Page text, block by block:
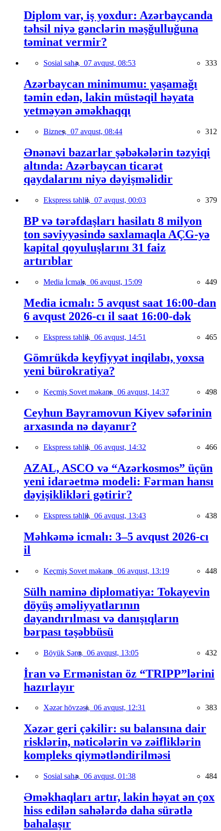
Diplom var, iş yoxdur: Azərbaycanda
təhsil niyə gənclərin məşğulluğuna
təminat vermir?
Sosial sahə, 07 avqust, 08:53 333
Azərbaycan minimumu: yaşamağı
təmin edən, lakin müstəqil həyata
yetməyən əməkhaqqı
Biznes, 07 avqust, 08:44 312
Ənənəvi bazarlar şəbəkələrin təzyiqi
altında: Azərbaycan ticarət
qaydalarını niyə dəyişməlidir
Ekspress təhlil, 07 avqust, 00:03 379
BP və tərəfdaşları hasilatı 8 milyon
ton səviyyəsində saxlamaqla AÇG-yə
kapital qoyuluşlarını 31 faiz
artırıblar
Media İcmalı, 06 avqust, 15:09 449
Media icmalı: 5 avqust saat 16:00-dan
6 avqust 2026-cı il saat 16:00-dək
Ekspress təhlil, 06 avqust, 14:51 465
Gömrükdə keyfiyyət inqilabı, yoxsa
yeni bürokratiya?
Keçmiş Sovet məkanı, 06 avqust, 14:37 498
Ceyhun Bayramovun Kiyev səfərinin
arxasında nə dayanır?
Ekspress təhlil, 06 avqust, 14:32 466
AZAL, ASCO və “Azərkosmos” üçün
yeni idarəetmə modeli: Fərman hansı
dəyişiklikləri gətirir?
Ekspress təhlil, 06 avqust, 13:43 438
Məhkəmə icmalı: 3–5 avqust 2026-cı
il
Keçmiş Sovet məkanı, 06 avqust, 13:19 448
Sülh naminə diplomatiya: Tokayevin
döyüş əməliyyatlarının
dayandırılması və danışıqların
bərpası təşəbbüsü
Böyük Şərq, 06 avqust, 13:05 432
İran və Ermənistan öz “TRIPP”lərini
hazırlayır
Xəzər hövzəsi, 06 avqust, 12:31 383
Xəzər geri çəkilir: su balansına dair
risklərin, nəticələrin və zəifliklərin
kompleks qiymətləndirilməsi
Sosial sahə, 06 avqust, 01:38 484
Əməkhaqları artır, lakin həyat ən çox
hiss edilən sahələrdə daha sürətlə
bahalaşır